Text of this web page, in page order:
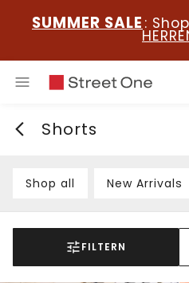
SUMMER SALE :
Shorts
Shop all New Arrivals
FILTERN